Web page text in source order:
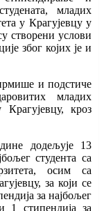
младих
у Крагујевцу у
створени услови
због којих је и
и подстиче
младих
кроз
додељује 13
студента са
осим са
за који се
за најбољег
1 стипендија за